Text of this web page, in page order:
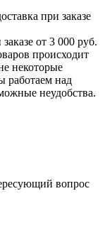
при заказе
от 3 000 руб.
происходит
некоторые
работаем над
неудобства.
вопрос